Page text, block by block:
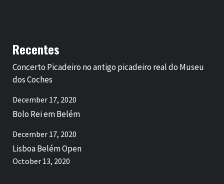
Recentes
Concerto Picadeiro no antigo picadeiro real do Museu
dos Coches
December 17, 2020
Bolo Rei em Belém
December 17, 2020
Lisboa Belém Open
October 13, 2020